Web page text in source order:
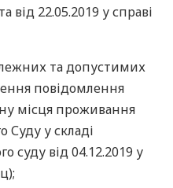
та від 22.05.2019 у справі
та допустимих
повідомлення
місця проживання
Суду у складі
суду від 04.12.2019 у